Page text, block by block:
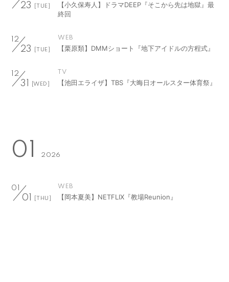
23 [TUE]
【小久保寿人】ドラマDEEP『そこから先は地獄』最
終回
12
23 [TUE]
WEB
【栗原類】DMMショート『地下アイドルの方程式』
12
31 [WED]
TV
【池田エライザ】TBS『大晦日オールスター体育祭』
01 2026
01
01 [THU]
WEB
【岡本夏美】NETFLIX『教場Reunion』